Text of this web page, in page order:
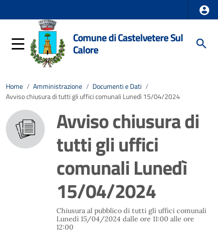
Comune di Castelvetere Sul
Calore
Home / Amministrazione / Documenti e Dati /
Avviso chiusura di tutti gli uffici comunali Lunedì 15/04/2024
Avviso chiusura di
tutti gli uffici
comunali Lunedì
15/04/2024
Chiusura al pubblico di tutti gli uffici comunali
Lunedì 15/04/2024 dalle ore 11:00 alle ore
12:00